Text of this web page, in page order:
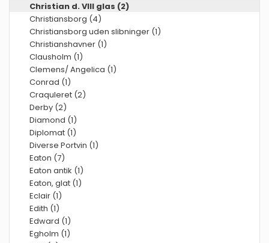
Christian d. VIII glas (2)
Christiansborg (4)
Christiansborg uden slibninger (1)
Christianshavner (1)
Clausholm (1)
Clemens/ Angelica (1)
Conrad (1)
Craquleret (2)
Derby (2)
Diamond (1)
Diplomat (1)
Diverse Portvin (1)
Eaton (7)
Eaton antik (1)
Eaton, glat (1)
Eclair (1)
Edith (1)
Edward (1)
Egholm (1)